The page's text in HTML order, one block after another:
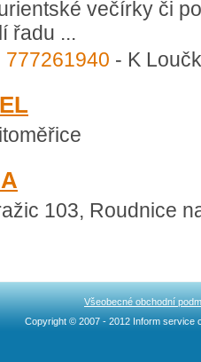
večírky či
řadu ...
777261940 - K
103, Roudnice
Všeobecné obchodní
Copyright © 2007 - 2012 Inform service